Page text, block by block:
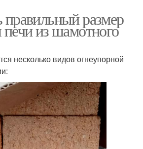
правильный размер
из шамотного
несколько видов огнеупорной